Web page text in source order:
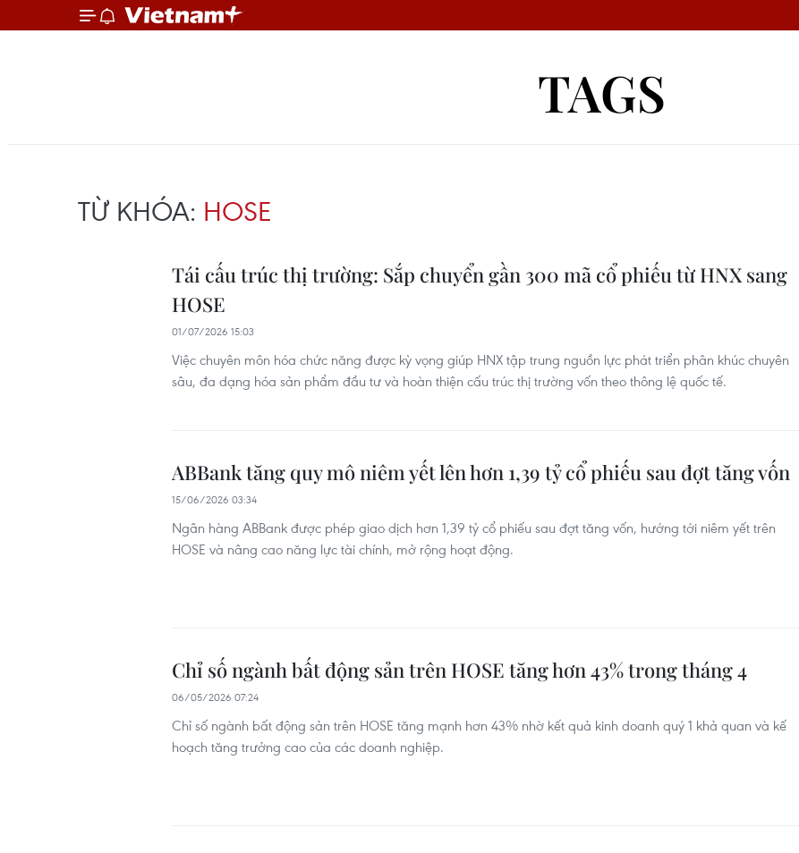
TAGS
TỪ KHÓA: HOSE
Tái cấu trúc thị trường: Sắp chuyển gần 300 mã cổ phiếu từ HNX sang
HOSE
01/07/2026 15:03
Việc chuyên môn hóa chức năng được kỳ vọng giúp HNX tập trung nguồn lực phát triển phân khúc chuyên
sâu, đa dạng hóa sản phẩm đầu tư và hoàn thiện cấu trúc thị trường vốn theo thông lệ quốc tế.
ABBank tăng quy mô niêm yết lên hơn 1,39 tỷ cổ phiếu sau đợt tăng vốn
15/06/2026 03:34
Ngân hàng ABBank được phép giao dịch hơn 1,39 tỷ cổ phiếu sau đợt tăng vốn, hướng tới niêm yết trên
HOSE và nâng cao năng lực tài chính, mở rộng hoạt động.
Chỉ số ngành bất động sản trên HOSE tăng hơn 43% trong tháng 4
06/05/2026 07:24
Chỉ số ngành bất động sản trên HOSE tăng mạnh hơn 43% nhờ kết quả kinh doanh quý 1 khả quan và kế
hoạch tăng trưởng cao của các doanh nghiệp.